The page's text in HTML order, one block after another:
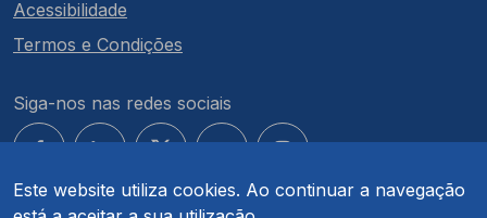
Este website utiliza cookies. Ao continuar a navegação
Acessibilidade
Termos e Condições
Siga-nos nas redes sociais